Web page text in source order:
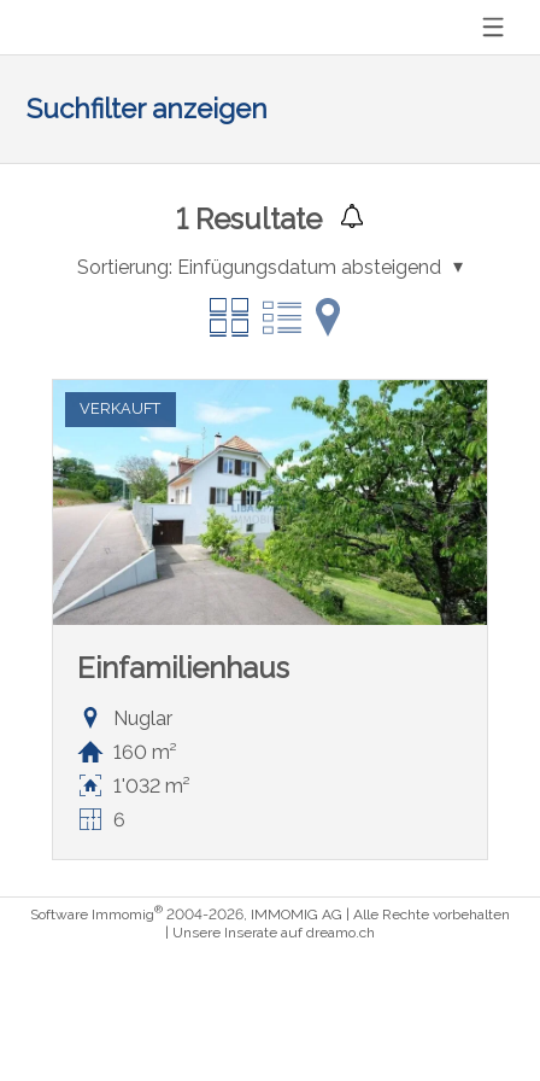
Suchfilter anzeigen
1Resultate
Sortierung: Einfügungsdatum absteigend
VERKAUFT
Einfamilienhaus
Nuglar
160 m²
1'032 m²
6
Software Immomig® 2004-2026, IMMOMIG AG | Alle Rechte vorbehalten
| Unsere Inserate auf dreamo.ch